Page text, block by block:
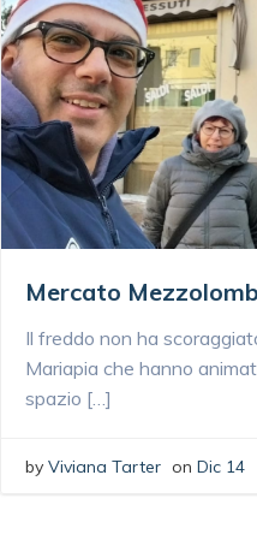
Mercato
Il freddo non ha
Mariapia che hanno
spazio […]
by Viviana Tarter on Dic 14